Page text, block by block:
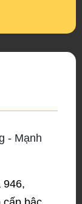
- Mạnh
946,